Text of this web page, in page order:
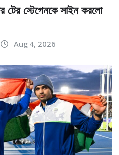
টের স্টেগেনকে সাইন করলো
Aug 4, 2026